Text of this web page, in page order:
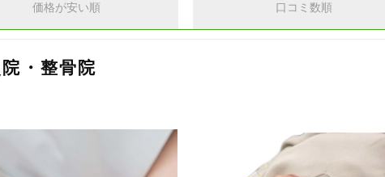
価格が安い順 口コミ数順
・整骨院